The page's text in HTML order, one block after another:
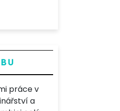
práce v
a